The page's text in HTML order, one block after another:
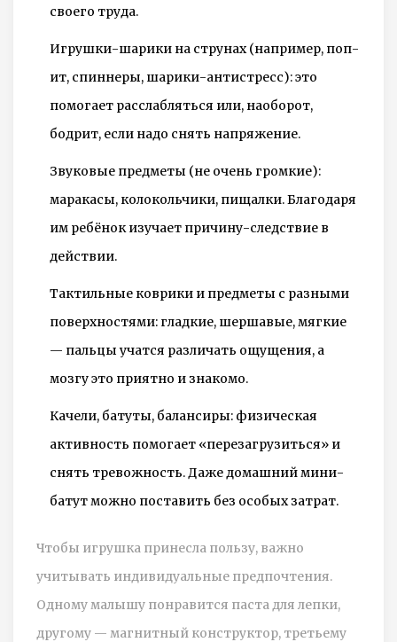
своего труда.
Игрушки-шарики на струнах (например, поп-
ит, спиннеры, шарики-антистресс): это
помогает расслабляться или, наоборот,
бодрит, если надо снять напряжение.
Звуковые предметы (не очень громкие):
маракасы, колокольчики, пищалки. Благодаря
им ребёнок изучает причину-следствие в
действии.
Тактильные коврики и предметы с разными
поверхностями: гладкие, шершавые, мягкие
— пальцы учатся различать ощущения, а
мозгу это приятно и знакомо.
Качели, батуты, балансиры: физическая
активность помогает «перезагрузиться» и
снять тревожность. Даже домашний мини-
батут можно поставить без особых затрат.
Чтобы игрушка принесла пользу, важно
учитывать индивидуальные предпочтения.
Одному малышу понравится паста для лепки,
другому — магнитный конструктор, третьему